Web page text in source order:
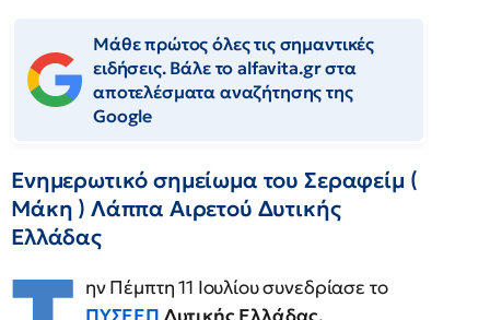
Μάθε πρώτος όλες τις σημαντικές
ειδήσεις. Βάλε το alfavita.gr στα
αποτελέσματα αναζήτησης της
Google
Ενημερωτικό σημείωμα του Σεραφείμ (
Μάκη ) Λάππα Αιρετού Δυτικής
Ελλάδας
ην Πέμπτη 11 Ιουλίου συνεδρίασε το